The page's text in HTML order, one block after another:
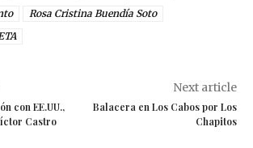
Rosa Cristina Buendía Soto
con EE.UU.,
Castro
Next article
Balacera en Los Cabos por Los
Chapitos